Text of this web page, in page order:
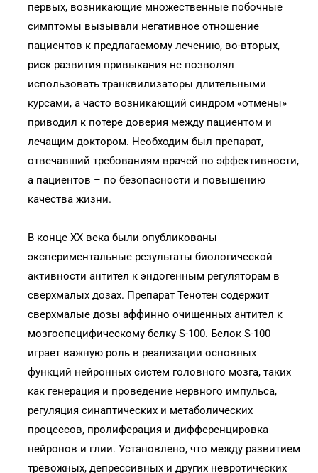
первых, возникающие множественные побочные
симптомы вызывали негативное отношение
пациентов к предлагаемому лечению, во-вторых,
риск развития привыкания не позволял
использовать транквилизаторы длительными
курсами, а часто возникающий синдром «отмены»
приводил к потере доверия между пациентом и
лечащим доктором. Необходим был препарат,
отвечавший требованиям врачей по эффективности,
а пациентов – по безопасности и повышению
качества жизни.
В конце ХХ века были опубликованы
экспериментальные результаты биологической
активности антител к эндогенным регуляторам в
сверхмалых дозах. Препарат Тенотен содержит
сверхмалые дозы аффинно очищенных антител к
мозгоспецифическому белку S-100. Белок S-100
играет важную роль в реализации основных
функций нейронных систем головного мозга, таких
как генерация и проведение нервного импульса,
регуляция синаптических и метаболических
процессов, пролиферация и дифференцировка
нейронов и глии. Установлено, что между развитием
тревожных, депрессивных и других невротических